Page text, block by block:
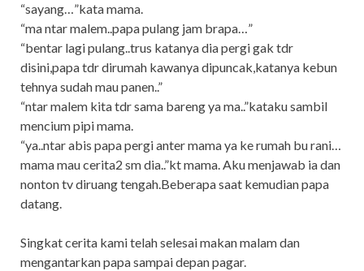
“sayang…”kata mama.
“ma ntar malem..papa pulang jam brapa…”
“bentar lagi pulang..trus katanya dia pergi gak tdr
disini,papa tdr dirumah kawanya dipuncak,katanya kebun
tehnya sudah mau panen..”
“ntar malem kita tdr sama bareng ya ma..”kataku sambil
mencium pipi mama.
“ya..ntar abis papa pergi anter mama ya ke rumah bu rani…
mama mau cerita2 sm dia..”kt mama. Aku menjawab ia dan
nonton tv diruang tengah.Beberapa saat kemudian papa
datang.
Singkat cerita kami telah selesai makan malam dan
mengantarkan papa sampai depan pagar.